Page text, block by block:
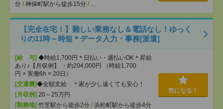
分 / 神保町駅から徒歩15分 / …
【完全在宅！】難しい業務なし＆電話なし！ゆっく
りの11時～時短＊データ入力・事務[派遣]
[給 与] ◆時給1,700円＊日払い・週払いOK＊昇給
あり♪【月収例】 ・約204,000円 （時給1,700
円 × 実働6h × 20日）
[交通費]◆全額支給 ＊家が少し遠くても安心！
[月収例] 20～25万円
[勤務地] 竹芝駅から徒歩2分 / 浜松町駅から徒歩4分
気になる！